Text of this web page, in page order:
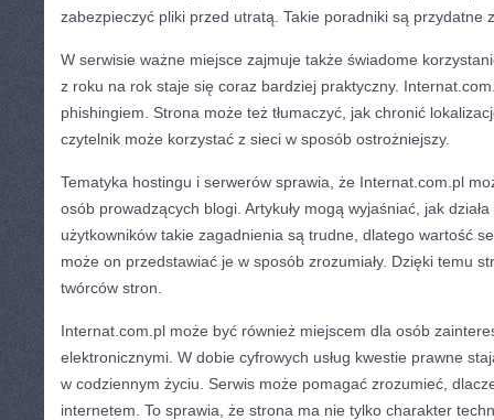
zabezpieczyć pliki przed utratą. Takie poradniki są przydatne
W serwisie ważne miejsce zajmuje także świadome
z roku na rok staje się coraz bardziej praktyczny.
phishingiem. Strona może też tłumaczyć, jak chronić
czytelnik może korzystać z sieci w sposób ostrożniejszy.
Tematyka hostingu i serwerów sprawia, że Internat.com.pl
osób prowadzących blogi. Artykuły mogą wyjaśniać, jak
użytkowników takie zagadnienia są trudne, dlatego wartość
może on przedstawiać je w sposób zrozumiały. Dzięki temu
twórców stron.
Internat.com.pl może być również miejscem dla osób
elektronicznymi. W dobie cyfrowych usług kwestie prawne
w codziennym życiu. Serwis może pomagać zrozumieć,
internetem. To sprawia, że strona ma nie tylko charakter